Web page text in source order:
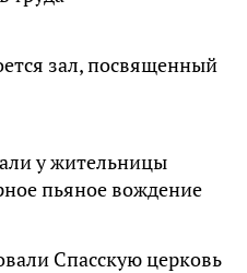
зал, посвященный
у жительницы
пьяное вождение
Спасскую церковь